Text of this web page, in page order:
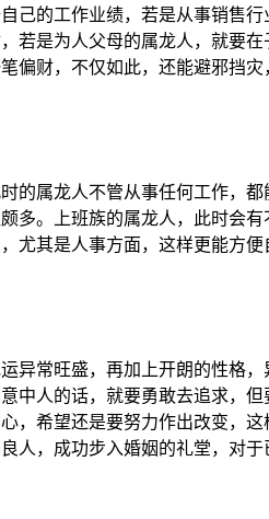
己的工作业绩，若是从事销售
若是为人父母的属龙人，就要
偏财，不仅如此，还能避邪挡灾
属龙人不管从事任何工作，都
多。上班族的属龙人，此时会
尤其是人事方面，这样更能方
常旺盛，再加上开朗的性格，
中人的话，就要勇敢去追求，
，希望还是要努力作出改变，
人，成功步入婚姻的礼堂，对